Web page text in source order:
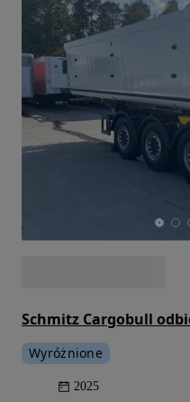
Wyróżnione
2025